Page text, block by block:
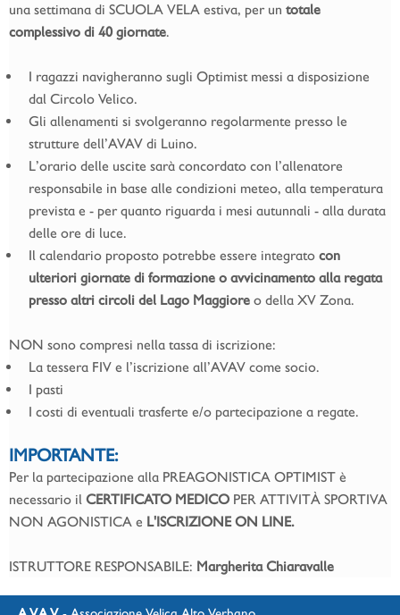
una settimana di SCUOLA VELA estiva, per un totale
complessivo di 40 giornate.
I ragazzi navigheranno sugli Optimist messi a disposizione
dal Circolo Velico.
Gli allenamenti si svolgeranno regolarmente presso le
strutture dell’AVAV di Luino.
L’orario delle uscite sarà concordato con l’allenatore
responsabile in base alle condizioni meteo, alla temperatura
prevista e - per quanto riguarda i mesi autunnali - alla durata
delle ore di luce.
Il calendario proposto potrebbe essere integratocon
ulteriori giornate di formazione o avvicinamento alla regata
presso altri circoli del Lago Maggioreo della XV Zona.
NON sono compresi nella tassa di iscrizione:
La tessera FIV e l’iscrizione all’AVAV come socio.
I pasti
I costi di eventuali trasferte e/o partecipazione a regate.
IMPORTANTE:
Per la partecipazione alla PREAGONISTICA OPTIMIST è
necessario il CERTIFICATO MEDICO PER ATTIVITÀ SPORTIVA
NON AGONISTICA e L'ISCRIZIONE ON LINE.
ISTRUTTORE RESPONSABILE: Margherita Chiaravalle